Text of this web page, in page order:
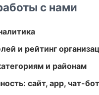
с нами
и рейтинг
и районам
сайт, app, чат-бот